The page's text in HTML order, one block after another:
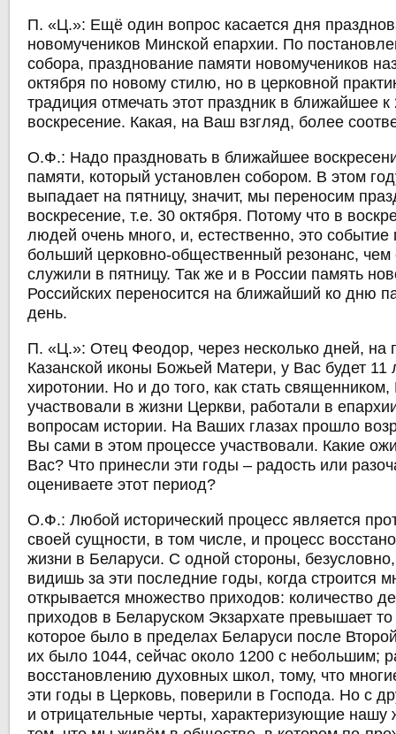
П. «Ц.»: Ещё один вопрос касается дня
новомучеников Минской епархии. По
собора, празднование памяти новомучеников
октября по новому стилю, но в церковной
традиция отмечать этот праздник в ближайшее к
воскресение. Какая, на Ваш взгляд, более
О.Ф.: Надо праздновать в ближайшее
памяти, который установлен собором. В этом
выпадает на пятницу, значит, мы переносим
воскресение, т.е. 30 октября. Потому что в
людей очень много, и, естественно, это событие
больший церковно-общественный резонанс,
служили в пятницу. Так же и в России память
Российских переносится на ближайший ко дню
день.
П. «Ц.»: Отец Феодор, через несколько дней, на
Казанской иконы Божьей Матери, у Вас будет 11
хиротонии. Но и до того, как стать
участвовали в жизни Церкви, работали в
вопросам истории. На Ваших глазах прошло
Вы сами в этом процессе участвовали. Какие
Вас? Что принесли эти годы – радость или
оцениваете этот период?
О.Ф.: Любой исторический процесс является
своей сущности, в том числе, и процесс
жизни в Беларуси. С одной стороны, безусловно,
видишь за эти последние годы, когда строится
открывается множество приходов: количество
приходов в Беларуском Экзархате превышает
которое было в пределах Беларуси после
их было 1044, сейчас около 1200 с небольшим;
восстановлению духовных школ, тому, что
эти годы в Церковь, поверили в Господа. Но с
и отрицательные черты, характеризующие нашу